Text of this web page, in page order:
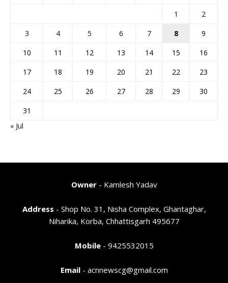
1
2
3
4 5 6 7 8
9
10
11 12 13 14 15
16
17
18 19 20 21 22
23
24
25 26 27 28 29
30
31
« Jul
Owner- Kamlesh Yadav
Address - Shop No. 31, Nisha Complex, Ghantaghar,
Niharika, Korba, Chhattisgarh 495677
Mobile- 9425532015
Email- acnnewscg@gmail.com